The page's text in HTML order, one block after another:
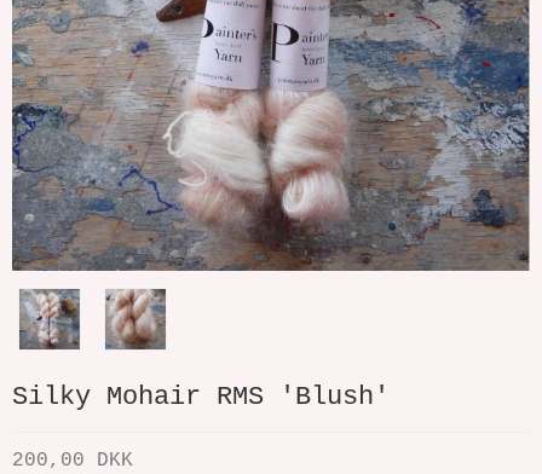
Silky Mohair RMS 'Blush'
200,00 DKK